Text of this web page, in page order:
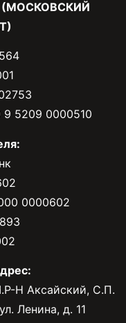
(МОСКОВСКИЙ
9 5209 0000510
0000602
Н Аксайский, С.П.
Ленина, д. 11